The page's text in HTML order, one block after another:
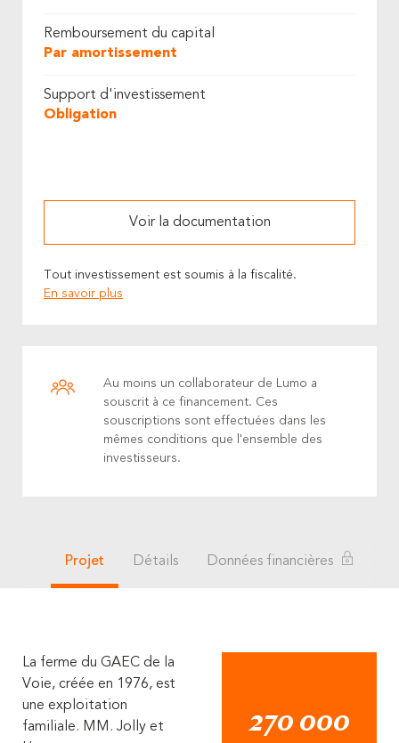
Remboursement du capital
Par amortissement
Support d'investissement
Obligation
Voir la documentation
Tout investissement est soumis à la fiscalité.
En savoir plus
Au moins un collaborateur de Lumo a
souscrit à ce financement. Ces
souscriptions sont effectuées dans les
mêmes conditions que l'ensemble des
investisseurs.
Projet Détails Données financières
La ferme du GAEC de la
Voie, créée en 1976, est
une exploitation
familiale. MM. Jolly et
270 000